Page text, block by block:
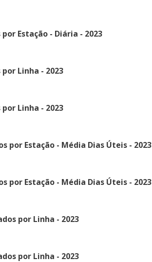
Estação - Diária - 2023
Linha - 2023
Linha - 2023
por Estação - Média Dias Úteis - 2023
por Estação - Média Dias Úteis - 2023
por Linha - 2023
por Linha - 2023